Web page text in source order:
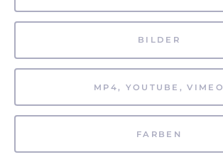
BILDER
MP4, YOUTUBE, VIMEO
FARBEN